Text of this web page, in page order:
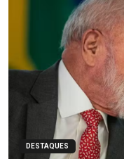
DESTAQUES